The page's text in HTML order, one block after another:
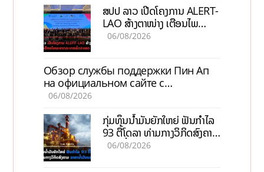
ສປປ ລາວ ເປີດໂຄງການ ALERT-
LAO ສ້າງຕາໜ່າງ ເຕືອນໄພ
ພະຍາດລະບາດທົ່ວປະເທດ
06/08/2026
Обзор службы поддержки Пин Ап
на официальном сайте с
актуальной информацией
06/08/2026
ກຸ່ມທຶນນ້ຳມັນຍັກໃຫຍ່ ຟັນກຳໄລ
93 ຕື້ໂດລາ ທ່າມກາງວິກິດສົງຄາມ
ລາຄານໍ້າມັນແພງ
06/08/2026